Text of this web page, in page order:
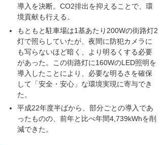
導入を決断。CO2排出を抑えることで、環
境貢献も行える。
もともと駐車場は1基あたり200Wの街路灯2
灯で照らしていたが、夜間に防犯カメラに
も写らないほど暗く、より明るくする必要
があった。この街路灯に160WのLED照明を
導入したことにより、必要な明るさを確保
して「安全・安心」な環境実現に寄与でき
た。
平成22年度半ばから、部分ごとの導入であ
ったものの、前年と比べ年間4,739kWhを削
減できた。